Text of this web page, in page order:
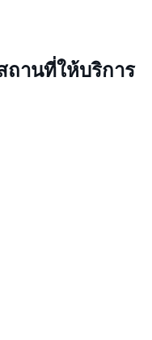
านที่ให้บริการ